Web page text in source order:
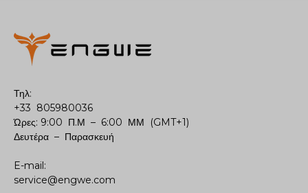
Τηλ:
+33 805980036
Ώρες: 9:00 Π.Μ – 6:00 ΜΜ (GMT+1)
Δευτέρα – Παρασκευή
E-mail:
service@engwe.com